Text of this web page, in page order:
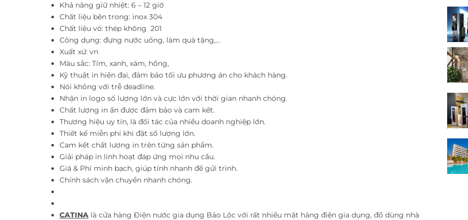
Khả năng giữ nhiệt: 6 – 12 giờ
Chất liệu bên trong: inox 304
Chất liệu vỏ: thép không 201
Công dụng: đựng nước uống, làm quà tặng,…
Xuất xứ: vn
Màu sắc: Tím, xanh, xám, hồng,
Kỹ thuật in hiện đại, đảm bảo tối ưu phương án cho khách hàng.
Nói không với trễ deadline.
Nhận in logo số lượng lớn và cực lớn với thời gian nhanh chóng.
Chất lượng in ấn được đảm bảo và cam kết.
Thương hiệu uy tín, là đối tác của nhiều doanh nghiệp lớn.
Thiết kế miễn phí khi đặt số lượng lớn.
Cam kết chất lượng in trên từng sản phẩm.
Giải pháp in linh hoạt đáp ứng mọi nhu cầu.
Giá & Phí minh bạch, giúp tính nhanh để gửi trình.
Chính sách vận chuyển nhanh chóng.
CATINA là cửa hàng Điện nước gia dụng Bảo Lộc với rất nhiều mặt hàng điện gia dụng, đồ dùng nhà